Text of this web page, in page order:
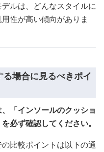
ルは、どんなスタイルに
性が高い傾向がありま
場合に見るべきポイ
「インソールのクッショ
必ず確認してください。
比較ポイントは以下の通